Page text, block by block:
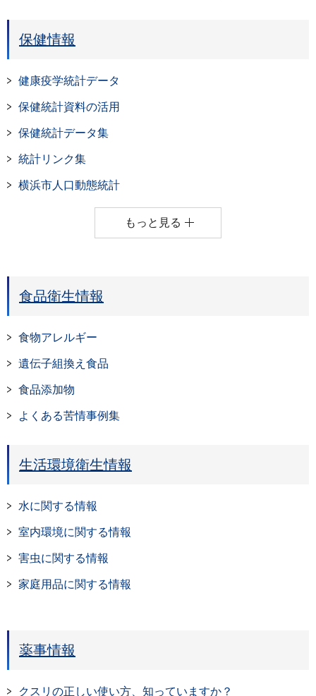
保健情報
健康疫学統計データ
保健統計資料の活用
保健統計データ集
統計リンク集
横浜市人口動態統計
もっと見る
食品衛生情報
食物アレルギー
遺伝子組換え食品
食品添加物
よくある苦情事例集
生活環境衛生情報
水に関する情報
室内環境に関する情報
害虫に関する情報
家庭用品に関する情報
薬事情報
クスリの正しい使い方、知っていますか？